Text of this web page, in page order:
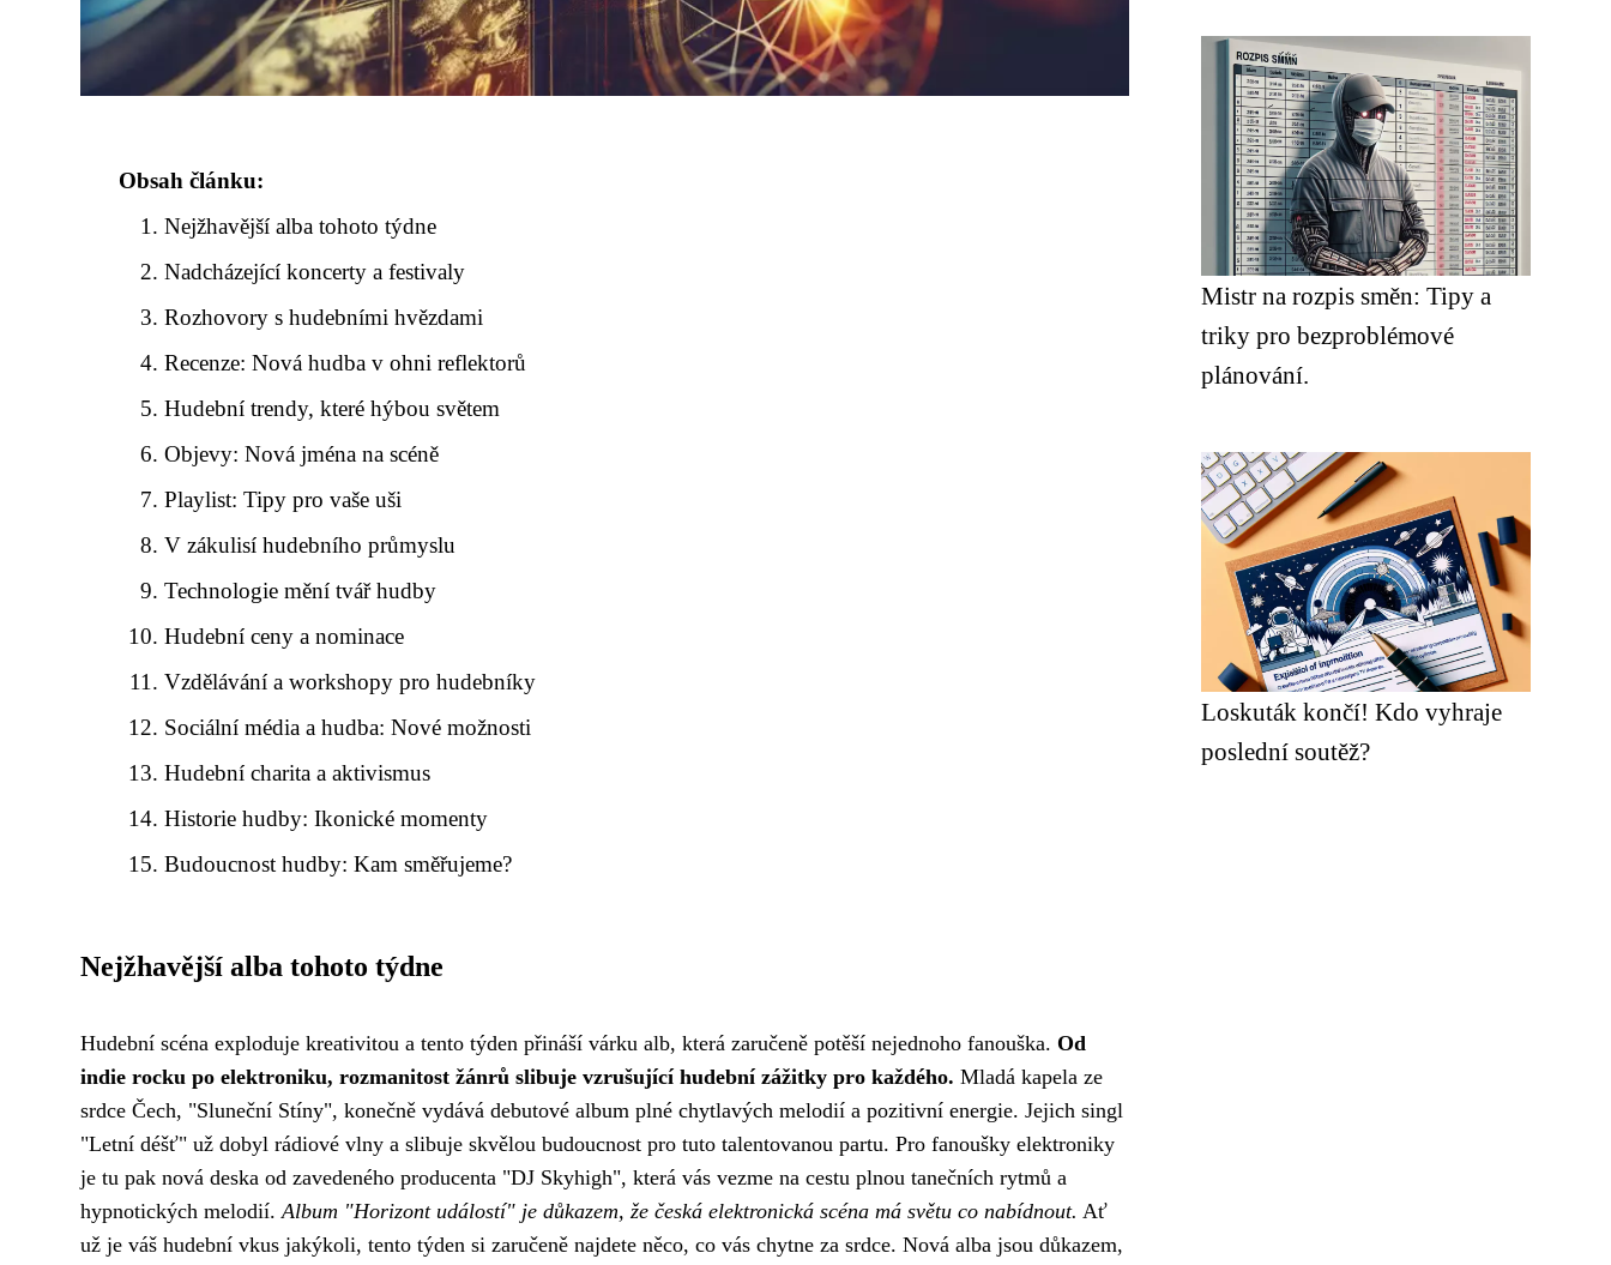
Obsah článku:
Nejžhavější alba tohoto týdne
Nadcházející koncerty a festivaly
Rozhovory s hudebními hvězdami
Recenze: Nová hudba v ohni reflektorů
Hudební trendy, které hýbou světem
Objevy: Nová jména na scéně
Playlist: Tipy pro vaše uši
V zákulisí hudebního průmyslu
Technologie mění tvář hudby
Hudební ceny a nominace
Vzdělávání a workshopy pro hudebníky
Sociální média a hudba: Nové možnosti
Hudební charita a aktivismus
Historie hudby: Ikonické momenty
Budoucnost hudby: Kam směřujeme?
Nejžhavější alba tohoto týdne
Hudební scéna exploduje kreativitou a tento týden přináší várku alb, která zaručeně potěší nejednoho fanouška. Od
indie rocku po elektroniku, rozmanitost žánrů slibuje vzrušující hudební zážitky pro každého. Mladá kapela ze
srdce Čech, "Sluneční Stíny", konečně vydává debutové album plné chytlavých melodií a pozitivní energie. Jejich singl
"Letní déšť" už dobyl rádiové vlny a slibuje skvělou budoucnost pro tuto talentovanou partu. Pro fanoušky elektroniky
je tu pak nová deska od zavedeného producenta "DJ Skyhigh", která vás vezme na cestu plnou tanečních rytmů a
hypnotických melodií.Album "Horizont událostí" je důkazem, že česká elektronická scéna má světu co nabídnout. Ať
už je váš hudební vkus jakýkoli, tento týden si zaručeně najdete něco, co vás chytne za srdce. Nová alba jsou důkazem,
Mistr na rozpis směn: Tipy a
triky pro bezproblémové
plánování.
Loskuták končí! Kdo vyhraje
poslední soutěž?